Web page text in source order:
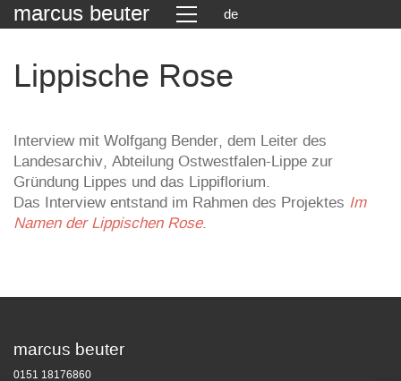
marcus beuter de
Lippische Rose
Interview mit Wolfgang Bender, dem Leiter des
Landesarchiv, Abteilung Ostwestfalen-Lippe zur
Gründung Lippes und das Lippiflorium.
Das Interview entstand im Rahmen des Projektes Im
Namen der Lippischen Rose.
marcus beuter
0151 18176860